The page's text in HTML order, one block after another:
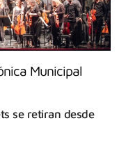
Municipal
se retiran desde